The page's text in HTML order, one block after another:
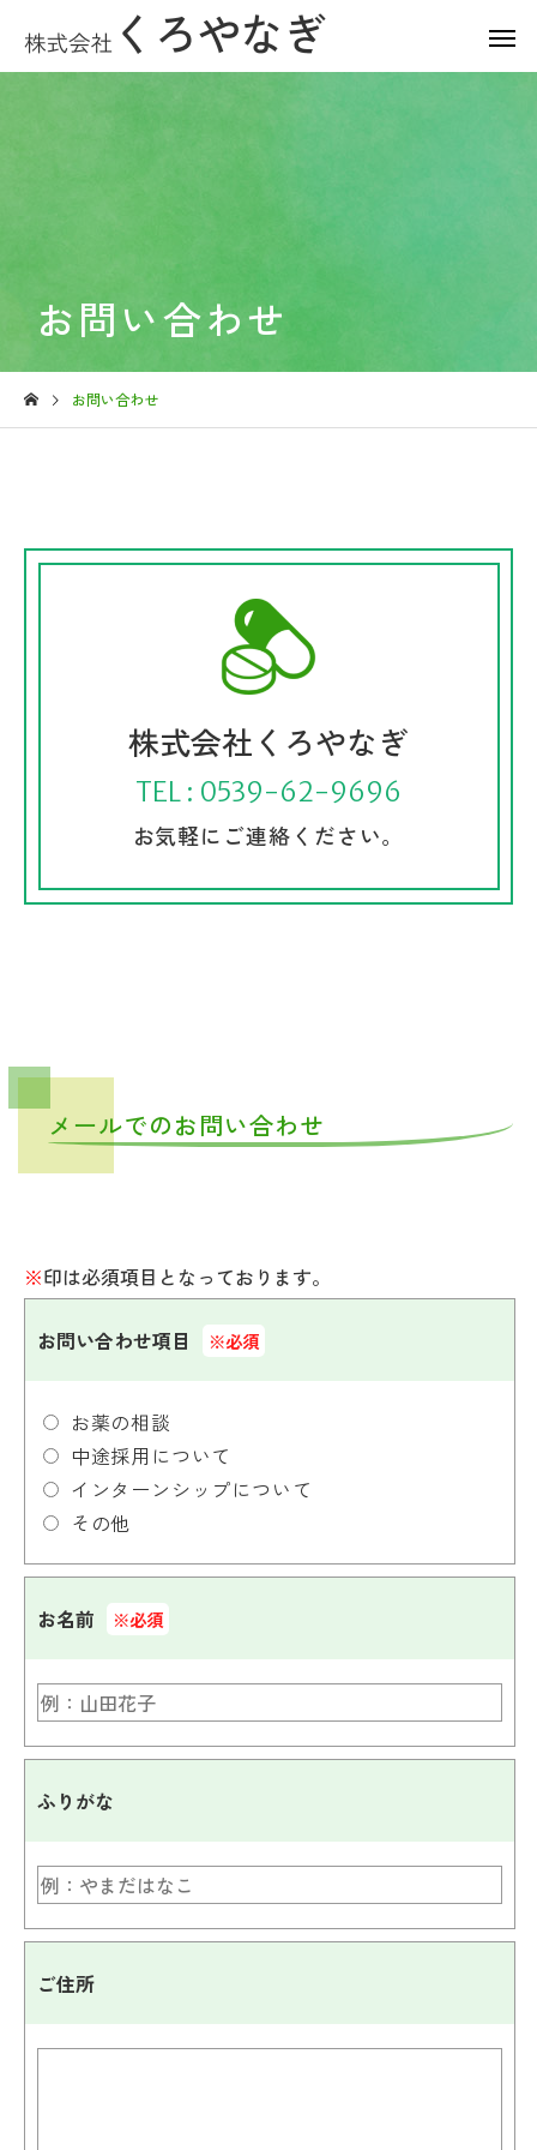
お問い合わせ
お問い合わせ
株式会社くろやなぎ
TEL : 0539-62-9696
お気軽にご連絡ください。
メールでのお問い合わせ
※印は必須項目となっております。
お問い合わせ項目 ※必須
お薬の相談
中途採用について
インターンシップについて
その他
お名前 ※必須
ふりがな
ご住所